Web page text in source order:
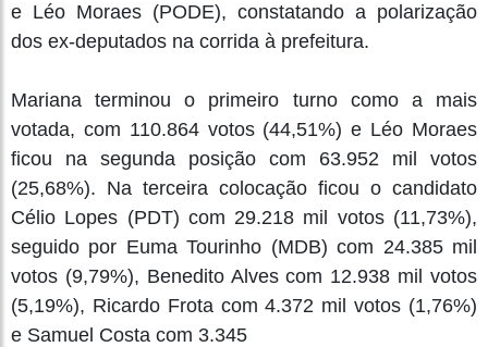
e Léo Moraes (PODE), constatando a polarização
dos ex-deputados na corrida à prefeitura.
Mariana terminou o primeiro turno como a mais
votada, com 110.864 votos (44,51%) e Léo Moraes
ficou na segunda posição com 63.952 mil votos
(25,68%). Na terceira colocação ficou o candidato
Célio Lopes (PDT) com 29.218 mil votos (11,73%),
seguido por Euma Tourinho (MDB) com 24.385 mil
votos (9,79%), Benedito Alves com 12.938 mil votos
(5,19%), Ricardo Frota com 4.372 mil votos (1,76%)
e Samuel Costa com 3.345